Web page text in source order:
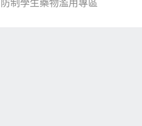
防制學生藥物濫用專區